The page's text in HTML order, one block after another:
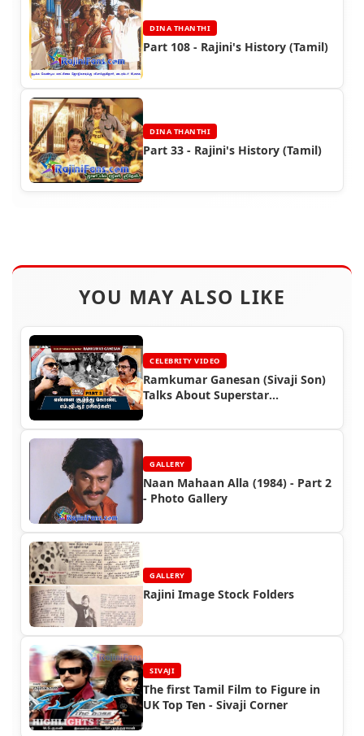
DINA THANTHI
Part 108 - Rajini's History (Tamil)
DINA THANTHI
Part 33 - Rajini's History (Tamil)
YOU MAY ALSO LIKE
CELEBRITY VIDEO
Ramkumar Ganesan (Sivaji Son)
Talks About Superstar
GALLERY
Naan Mahaan Alla (1984) - Part 2
- Photo Gallery
GALLERY
Rajini Image Stock Folders
SIVAJI
The first Tamil Film to Figure in
UK Top Ten - Sivaji Corner